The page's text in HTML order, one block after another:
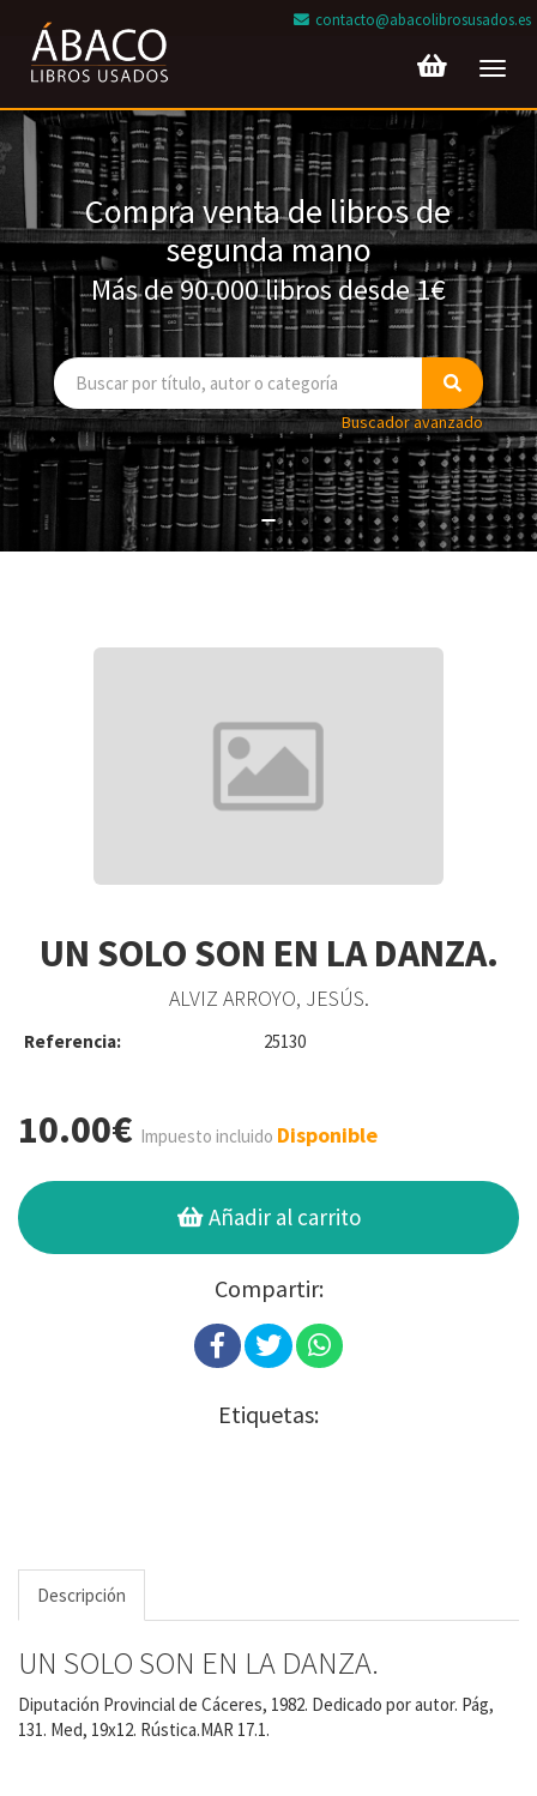
contacto@abacolibrosusados.es
Compra venta de libros de
segunda mano
Más de 90.000 libros desde 1€
Buscador avanzado
UN SOLO SON EN LA DANZA.
ALVIZ ARROYO, JESÚS.
Referencia: 25130
10.00€ Impuesto incluido Disponible
Añadir al carrito
Compartir:
Etiquetas:
Descripción
UN SOLO SON EN LA DANZA.
Diputación Provincial de Cáceres, 1982. Dedicado por autor. Pág,
131. Med, 19x12. Rústica.MAR 17.1.